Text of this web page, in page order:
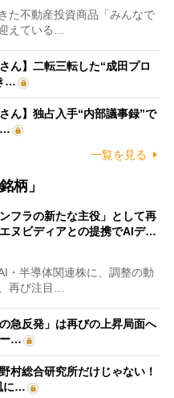
た不動産投資商品「みんなで
えている…
ん】二転三転した“成田プロ
…
ん】独占入手“内部議事録”で
…
一覧を見る
柄」
フラの新たな主役」として再
ヌビディアとの提携でAIデ…
半導体関連株に、調整の動
再び注目…
急反発」は再びの上昇局面へ
…
村総合研究所だけじゃない！
に…